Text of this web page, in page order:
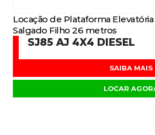
Locação de Plataforma
Salgado Filho 26 metros
SJ85 AJ 4X4 DIESEL
SAIBA MAIS
LOCAR